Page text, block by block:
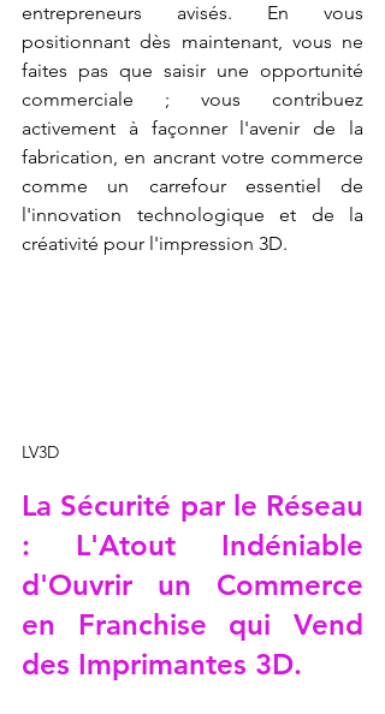
entrepreneurs avisés. En vous
positionnant dès maintenant, vous ne
faites pas que saisir une opportunité
commerciale ; vous contribuez
activement à façonner l'avenir de la
fabrication, en ancrant votre commerce
comme un carrefour essentiel de
l'innovation technologique et de la
créativité pour l'impression 3D.
LV3D
La Sécurité par le Réseau
: L'Atout Indéniable
d'Ouvrir un Commerce
en Franchise qui Vend
des Imprimantes 3D.